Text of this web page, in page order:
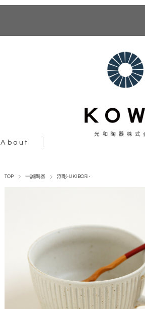
About
TOP 一誠陶器 浮彫-UKIBORI-